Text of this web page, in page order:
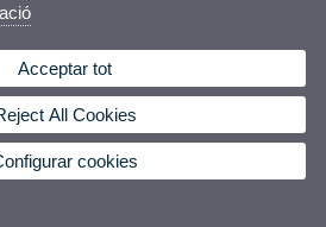
Acceptar tot
All Cookies
cookies